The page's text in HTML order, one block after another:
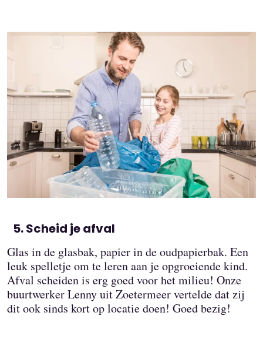
Scheid je afval
Glas in de glasbak, papier in de oudpapierbak. Een
leuk spelletje om te leren aan je opgroeiende kind.
Afval scheiden is erg goed voor het milieu! Onze
buurtwerker Lenny uit Zoetermeer vertelde dat zij
dit ook sinds kort op locatie doen! Goed bezig!